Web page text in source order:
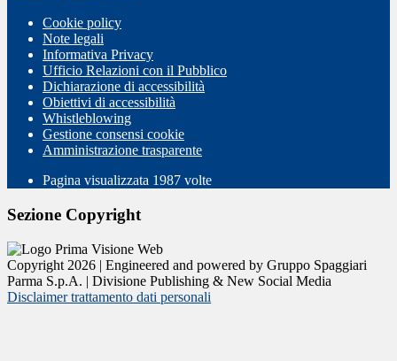
Cookie policy
Note legali
Informativa Privacy
Ufficio Relazioni con il Pubblico
Dichiarazione di accessibilità
Obiettivi di accessibilità
Whistleblowing
Gestione consensi cookie
Amministrazione trasparente
Pagina visualizzata 1987 volte
Sezione Copyright
Copyright 2026 | Engineered and powered by Gruppo Spaggiari
Parma S.p.A. | Divisione Publishing & New Social Media
Disclaimer trattamento dati personali